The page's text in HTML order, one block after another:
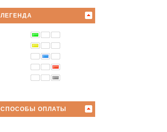
ЛЕГЕНДА
СПОСОБЫ ОПЛАТЫ